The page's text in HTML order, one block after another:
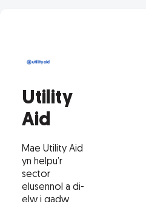
Utility
Aid
Mae Utility Aid
yn helpu’r
sector
elusennol a di-
elw i gadw